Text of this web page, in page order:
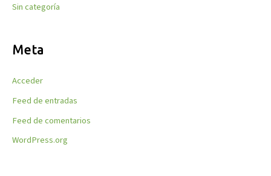
Sin categoría
Meta
Acceder
Feed de entradas
Feed de comentarios
WordPress.org